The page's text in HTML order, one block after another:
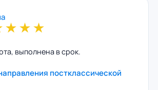
★★★
выполнена в срок.
постклассической